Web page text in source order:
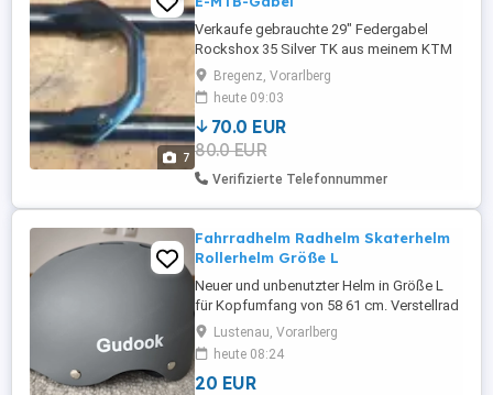
7
Verkaufe gebrauchte 29" Federgabel
Rockshox 35 Silver TK aus meinem KTM
Kapoho. Voll funktionsfähig, optischer
Zustand siehe Bilder. 160mm Federweg.
15x110mm taper. Modell für E-MTBs.
Steuerrohr 200mm lang - dürfte für die
meisten neueren E-Bikes passen. Verkauf
wegen Neuerwerb.
Bregenz, Vorarlberg
heute 09:03
70.0 EUR
80.0 EUR
Verifizierte Telefonnummer
Fahrradhelm Radhelm Skaterhelm
Rollerhelm Größe L
Neuer und unbenutzter Helm in Größe L
für Kopfumfang von 58 61 cm. Verstellrad
hinten um den Helm passgenau
einzustellen. Produktionsdatum 10 2024
Gewicht 465 g CE Kennzeichnung, sowie
EN 1078:2012+A1:2012 Ohne
Lustenau, Vorarlberg
heute 08:24
20 EUR